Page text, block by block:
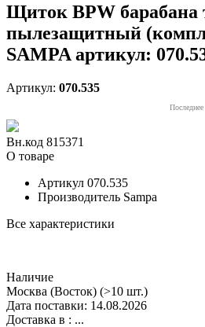
Щиток BPW барабана
пылезащитный
SAMPA артикул:
Артикул: 070.535
Вн.код 815371
О товаре
Артикул 070.535
Производитель Sampa
Все характеристики
Наличие
Москва (Восток) (>10 шт.)
Дата поставки: 14.08.2026
Доставка в : ...